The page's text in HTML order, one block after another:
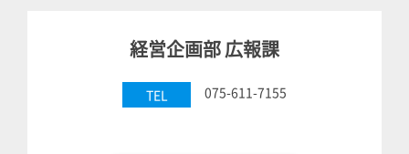
経営企画部 広報課
TEL 075-611-7155